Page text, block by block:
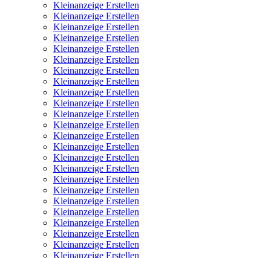
Kleinanzeige Erstellen
Kleinanzeige Erstellen
Kleinanzeige Erstellen
Kleinanzeige Erstellen
Kleinanzeige Erstellen
Kleinanzeige Erstellen
Kleinanzeige Erstellen
Kleinanzeige Erstellen
Kleinanzeige Erstellen
Kleinanzeige Erstellen
Kleinanzeige Erstellen
Kleinanzeige Erstellen
Kleinanzeige Erstellen
Kleinanzeige Erstellen
Kleinanzeige Erstellen
Kleinanzeige Erstellen
Kleinanzeige Erstellen
Kleinanzeige Erstellen
Kleinanzeige Erstellen
Kleinanzeige Erstellen
Kleinanzeige Erstellen
Kleinanzeige Erstellen
Kleinanzeige Erstellen
Kleinanzeige Erstellen